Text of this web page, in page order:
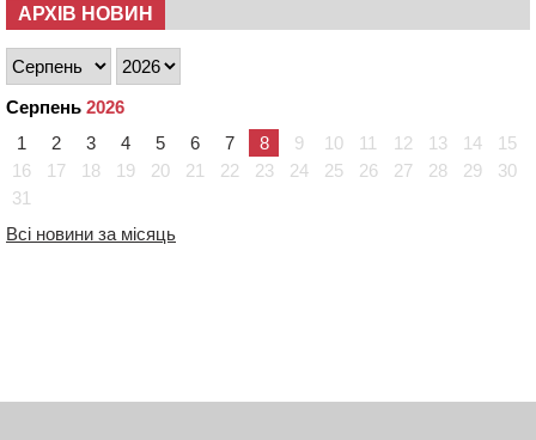
АРХІВ НОВИН
Серпень 2026
1
2 3 4 5 6 7 8 9 10 11 12 13 14
15
16
17 18 19 20 21 22 23 24 25 26 27 28 29
30
31
Всі новини за місяць